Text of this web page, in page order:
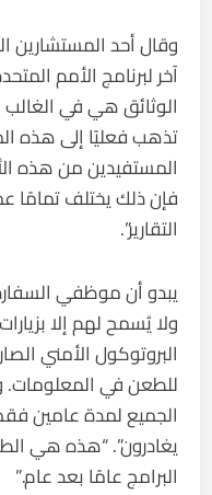
وقال أحد المستشارين
آخر لبرنامج الأمم
الوثائق هي في الغالب
تذهب فعليًا إلى هذه
المستفيدين من هذه
فإن ذلك يختلف تمامًا
التقارير”.
يبدو أن موظفي
ولا يُسمح لهم إلا
البروتوكول الأمني
للطعن في
الجميع لمدة عامين
يغادرون”. “هذه هي
البرامج عامًا بعد عام.”